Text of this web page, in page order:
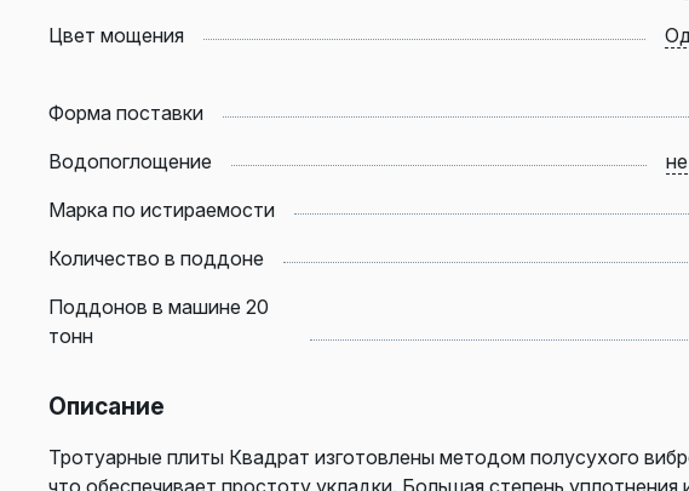
Цвет мощения
Форма поставки
Водопоглощение
Марка по истираемости
Количество в поддоне
Поддонов в машине 20
тонн
Описание
Тротуарные плиты Квадрат изготовлены методом полусухого
что обеспечивает простоту укладки. Большая степень